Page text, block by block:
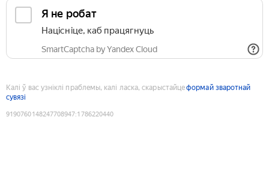
Я не робат
Націсніце, каб працягнуць
SmartCaptcha by Yandex Cloud
Калі ў вас узніклі праблемы, калі ласка, скарыстайцеформай зваротнай
сувязі
9190760148247708947:1786220440